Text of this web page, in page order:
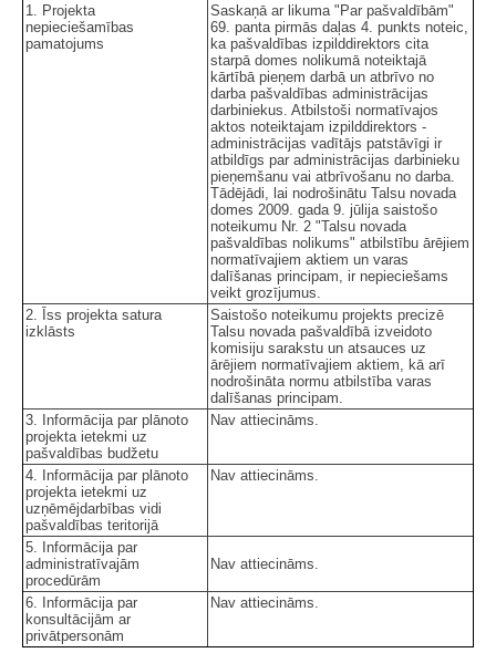
1. Projekta
nepieciešamības
pamatojums
Saskaņā ar likuma "Par pašvaldībām"
69. panta pirmās daļas 4. punkts noteic,
ka pašvaldības izpilddirektors cita
starpā domes nolikumā noteiktajā
kārtībā pieņem darbā un atbrīvo no
darba pašvaldības administrācijas
darbiniekus. Atbilstoši normatīvajos
aktos noteiktajam izpilddirektors -
administrācijas vadītājs patstāvīgi ir
atbildīgs par administrācijas darbinieku
pieņemšanu vai atbrīvošanu no darba.
Tādējādi, lai nodrošinātu Talsu novada
domes 2009. gada 9. jūlija saistošo
noteikumu Nr. 2 "Talsu novada
pašvaldības nolikums" atbilstību ārējiem
normatīvajiem aktiem un varas
dalīšanas principam, ir nepieciešams
veikt grozījumus.
2. Īss projekta satura
izklāsts
Saistošo noteikumu projekts precizē
Talsu novada pašvaldībā izveidoto
komisiju sarakstu un atsauces uz
ārējiem normatīvajiem aktiem, kā arī
nodrošināta normu atbilstība varas
dalīšanas principam.
3. Informācija par plānoto
projekta ietekmi uz
pašvaldības budžetu
Nav attiecināms.
4. Informācija par plānoto
projekta ietekmi uz
uzņēmējdarbības vidi
pašvaldības teritorijā
Nav attiecināms.
5. Informācija par
administratīvajām
procedūrām
Nav attiecināms.
6. Informācija par
konsultācijām ar
privātpersonām
Nav attiecināms.